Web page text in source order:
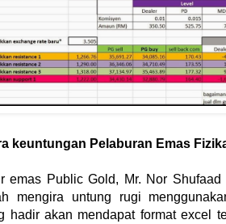
keuntungan Pelaburan Emas
emas Public Gold, Mr. Nor
mengira untung rugi
hadir akan mendapat format excel